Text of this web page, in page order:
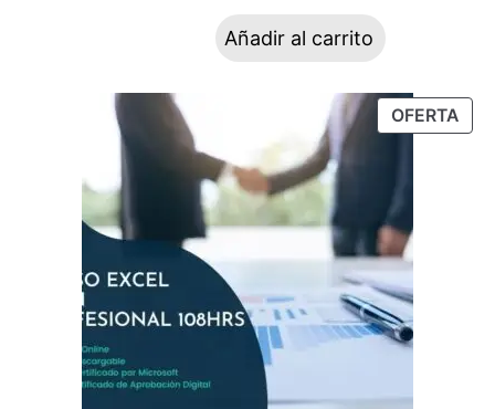
Añadir al carrito
OFERTA